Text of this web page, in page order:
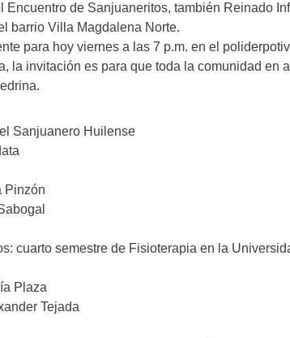
Encuentro de Sanjuaneritos, también Reinado
barrio Villa Magdalena Norte.
para hoy viernes a las 7 p.m. en el
la invitación es para que toda la comunidad en
Sanjuanero Huilense
Pinzón
cuarto semestre de Fisioterapia en la
Plaza
Tejada